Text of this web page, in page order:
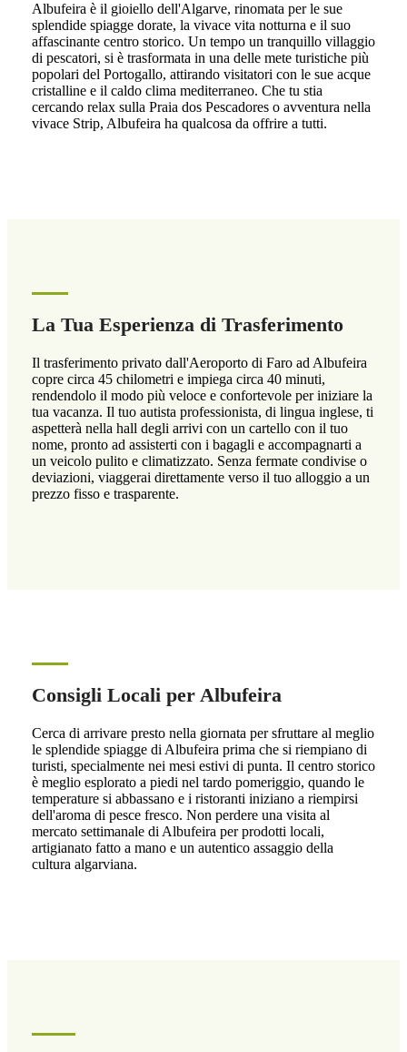
Albufeira è il gioiello dell'Algarve, rinomata per le sue
splendide spiagge dorate, la vivace vita notturna e il suo
affascinante centro storico. Un tempo un tranquillo villaggio
di pescatori, si è trasformata in una delle mete turistiche più
popolari del Portogallo, attirando visitatori con le sue acque
cristalline e il caldo clima mediterraneo. Che tu stia
cercando relax sulla Praia dos Pescadores o avventura nella
vivace Strip, Albufeira ha qualcosa da offrire a tutti.
La Tua Esperienza di Trasferimento
Il trasferimento privato dall'Aeroporto di Faro ad Albufeira
copre circa 45 chilometri e impiega circa 40 minuti,
rendendolo il modo più veloce e confortevole per iniziare la
tua vacanza. Il tuo autista professionista, di lingua inglese, ti
aspetterà nella hall degli arrivi con un cartello con il tuo
nome, pronto ad assisterti con i bagagli e accompagnarti a
un veicolo pulito e climatizzato. Senza fermate condivise o
deviazioni, viaggerai direttamente verso il tuo alloggio a un
prezzo fisso e trasparente.
Consigli Locali per Albufeira
Cerca di arrivare presto nella giornata per sfruttare al meglio
le splendide spiagge di Albufeira prima che si riempiano di
turisti, specialmente nei mesi estivi di punta. Il centro storico
è meglio esplorato a piedi nel tardo pomeriggio, quando le
temperature si abbassano e i ristoranti iniziano a riempirsi
dell'aroma di pesce fresco. Non perdere una visita al
mercato settimanale di Albufeira per prodotti locali,
artigianato fatto a mano e un autentico assaggio della
cultura algarviana.